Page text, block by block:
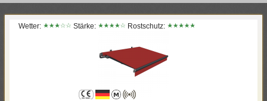
Wetter: Stärke: Rostschutz: